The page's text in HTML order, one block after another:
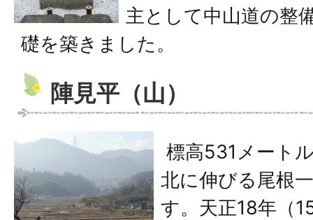
主として中山道の整
礎を築きました。
陣見平（山）
標高531メート
北に伸びる尾根
す。天正18年（